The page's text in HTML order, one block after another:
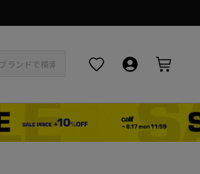
お気に入りログイン・